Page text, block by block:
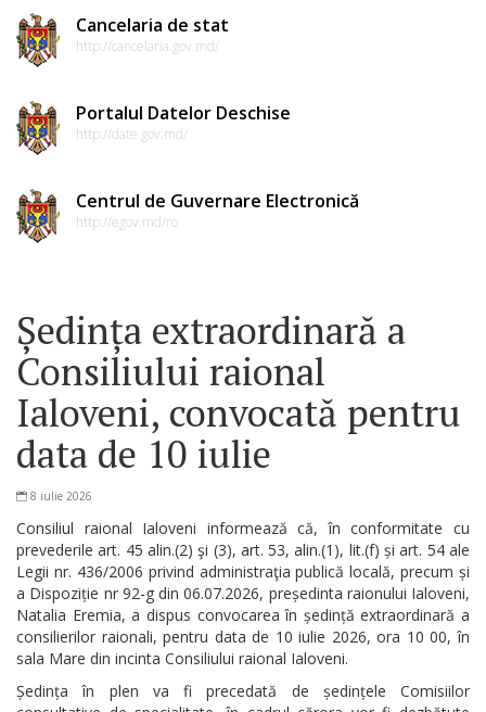
Cancelaria de stat
http://cancelaria.gov.md/
Portalul Datelor Deschise
http://date.gov.md/
Centrul de Guvernare Electronică
http://egov.md/ro
Ședința extraordinară a
Consiliului raional
Ialoveni, convocată pentru
data de 10 iulie
8 iulie 2026
Consiliul raional Ialoveni informează că, în conformitate cu
prevederile art. 45 alin.(2) şi (3), art. 53, alin.(1), lit.(f) și art. 54 ale
Legii nr. 436/2006 privind administraţia publică locală, precum și
a Dispoziție nr 92-g din 06.07.2026, președinta raionului Ialoveni,
Natalia Eremia, a dispus convocarea în ședință extraordinară a
consilierilor raionali, pentru data de 10 iulie 2026, ora 10 00, în
sala Mare din incinta Consiliului raional Ialoveni.
Ședința în plen va fi precedată de ședințele Comisiilor